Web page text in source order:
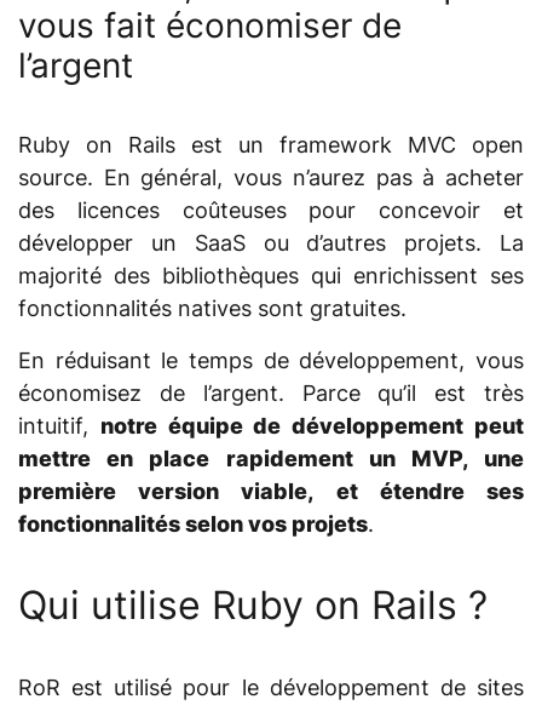
vous fait économiser de
l’argent
Ruby on Rails est un framework MVC open
source. En général, vous n’aurez pas à acheter
des licences coûteuses pour concevoir et
développer un SaaS ou d’autres projets. La
majorité des bibliothèques qui enrichissent ses
fonctionnalités natives sont gratuites.
En réduisant le temps de développement, vous
économisez de l’argent. Parce qu’il est très
intuitif, notre équipe de développement peut
mettre en place rapidement un MVP, une
première version viable, et étendre ses
fonctionnalités selon vos projets.
Qui utilise Ruby on Rails ?
RoR est utilisé pour le développement de sites